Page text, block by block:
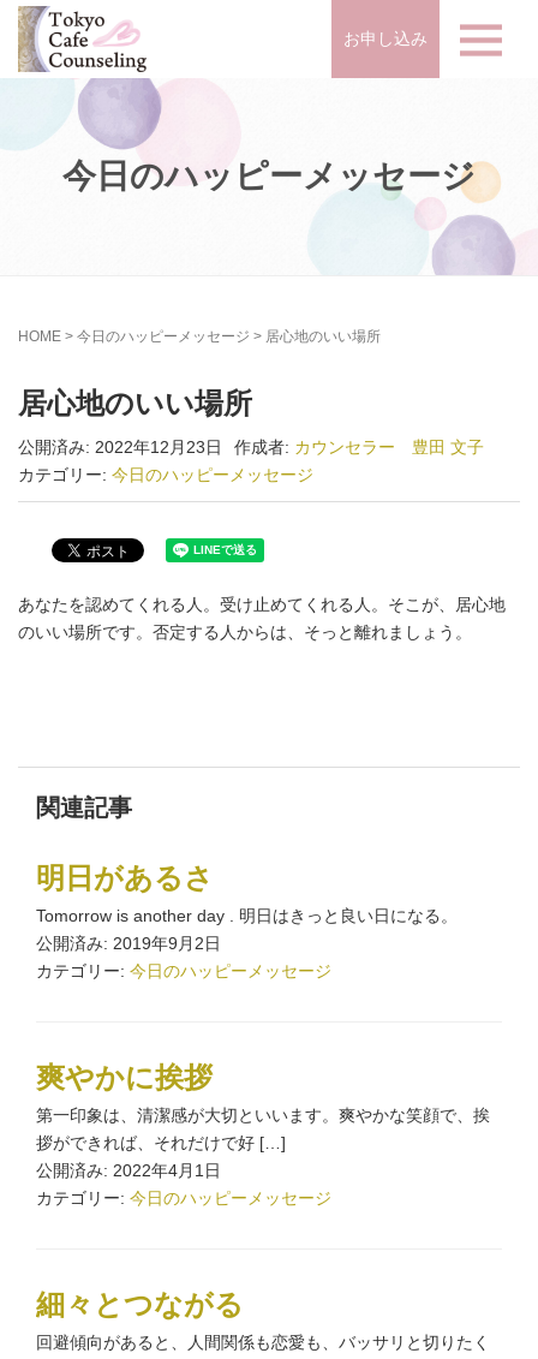
お申し込み
今日のハッピーメッセージ
HOME > 今日のハッピーメッセージ > 居心地のいい場所
居心地のいい場所
公開済み: 2022年12月23日 作成者: カウンセラー 豊田 文子
カテゴリー: 今日のハッピーメッセージ
あなたを認めてくれる人。受け止めてくれる人。そこが、居心地
のいい場所です。否定する人からは、そっと離れましょう。
関連記事
明日があるさ
Tomorrow is another day . 明日はきっと良い日になる。
公開済み: 2019年9月2日
カテゴリー: 今日のハッピーメッセージ
爽やかに挨拶
第一印象は、清潔感が大切といいます。爽やかな笑顔で、挨
拶ができれば、それだけで好 […]
公開済み: 2022年4月1日
カテゴリー: 今日のハッピーメッセージ
細々とつながる
回避傾向があると、人間関係も恋愛も、バッサリと切りたく